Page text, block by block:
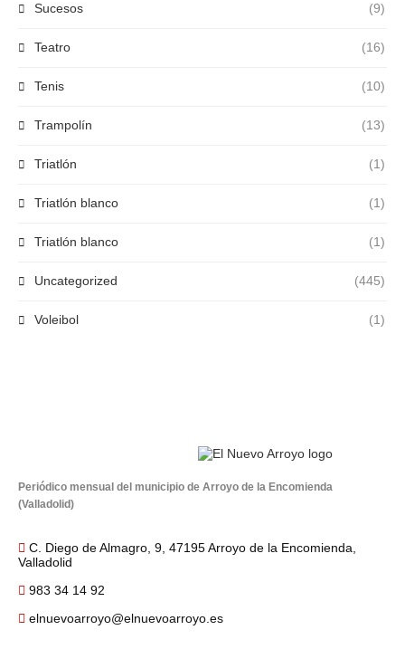
Sucesos (9)
Teatro (16)
Tenis (10)
Trampolín (13)
Triatlón (1)
Triatlón blanco (1)
Triatlón blanco (1)
Uncategorized (445)
Voleibol (1)
Periódico mensual del municipio de Arroyo de la Encomienda
(Valladolid)
C. Diego de Almagro, 9, 47195 Arroyo de la Encomienda,
Valladolid
983 34 14 92
elnuevoarroyo@elnuevoarroyo.es